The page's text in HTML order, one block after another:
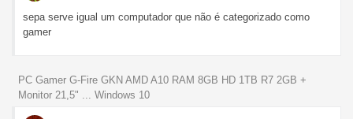
sepa serve igual um computador que não é categorizado como
gamer
PC Gamer G-Fire GKN AMD A10 RAM 8GB HD 1TB R7 2GB +
Monitor 21,5" ... Windows 10